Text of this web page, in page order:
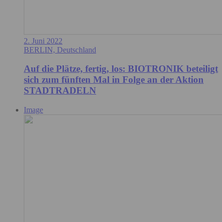
2. Juni 2022
BERLIN, Deutschland
Auf die Plätze, fertig, los: BIOTRONIK beteiligt
sich zum fünften Mal in Folge an der Aktion
STADTRADELN
Image